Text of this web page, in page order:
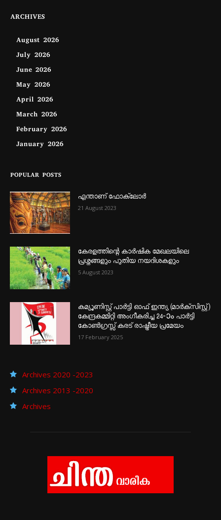
ARCHIVES
August 2026
July 2026
June 2026
May 2026
April 2026
March 2026
February 2026
January 2026
POPULAR POSTS
എന്താണ്‌ ഫോക്‌ലോർ
21 August 2023
കേരളത്തിന്റെ കാർഷിക മേഖലയിലെ
പ്രശ്നങ്ങളും പുതിയ നയദിശകളും
5 August 2023
കമ്യൂണിസ്റ്റ് പാർട്ടി ഓഫ് ഇന്ത്യ (മാർക്സിസ്റ്റ്)
കേന്ദ്രകമ്മിറ്റി അംഗീകരിച്ച 24‐ാം പാർട്ടി
കോൺഗ്രസ്സ് കരട് രാഷ്ട്രീയ പ്രമേയം
17 February 2025
Archives 2020 -2023
Archives 2013 -2020
Archives